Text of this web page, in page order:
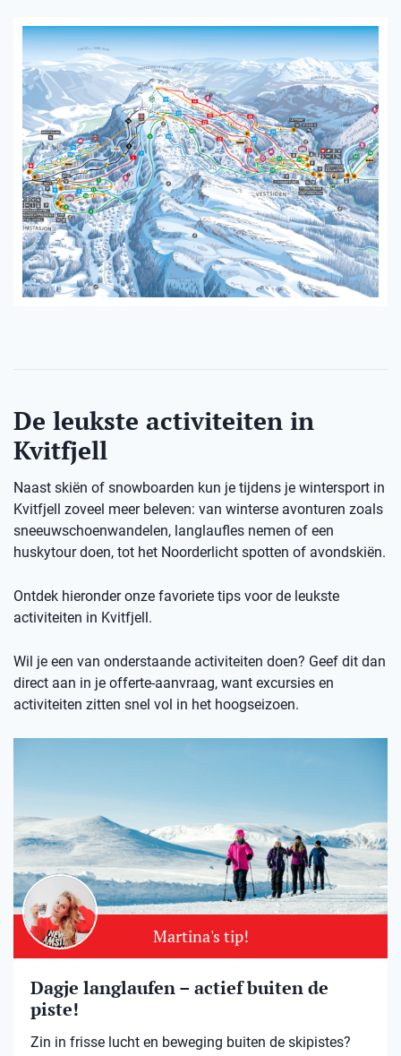
De leukste activiteiten in
Kvitfjell
Naast skiën of snowboarden kun je tijdens je wintersport in
Kvitfjell zoveel meer beleven: van winterse avonturen zoals
sneeuwschoenwandelen, langlaufles nemen of een
huskytour doen, tot het Noorderlicht spotten of avondskiën.
Ontdek hieronder onze favoriete tips voor de leukste
activiteiten in Kvitfjell.
Wil je een van onderstaande activiteiten doen? Geef dit dan
direct aan in je offerte-aanvraag, want excursies en
activiteiten zitten snel vol in het hoogseizoen.
Martina's tip!
Dagje langlaufen – actief buiten de
piste!
Zin in frisse lucht en beweging buiten de skipistes?